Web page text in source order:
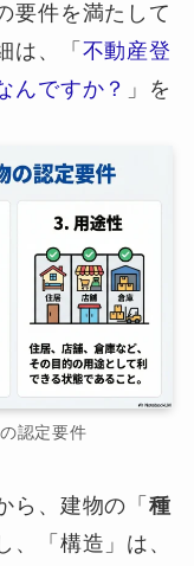
要件を満たして
は、「 不動産登
んですか？ 」を
認定要件
ら、建物の「種
、「構造」は、